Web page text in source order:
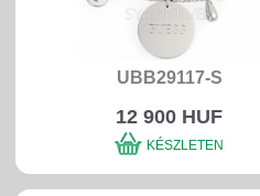
UBB29117-S
12 900 HUF
KÉSZLETEN